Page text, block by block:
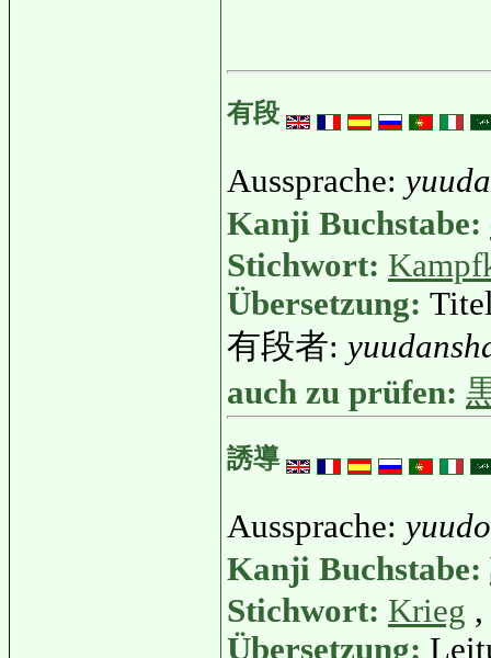
有段
Aussprache:
Kanji Buchstabe:
Stichwort:
Übersetzung:
有段者:
auch zu prüfen:
誘導
Aussprache:
Kanji Buchstabe:
Stichwort: Krieg ,
Übersetzung: